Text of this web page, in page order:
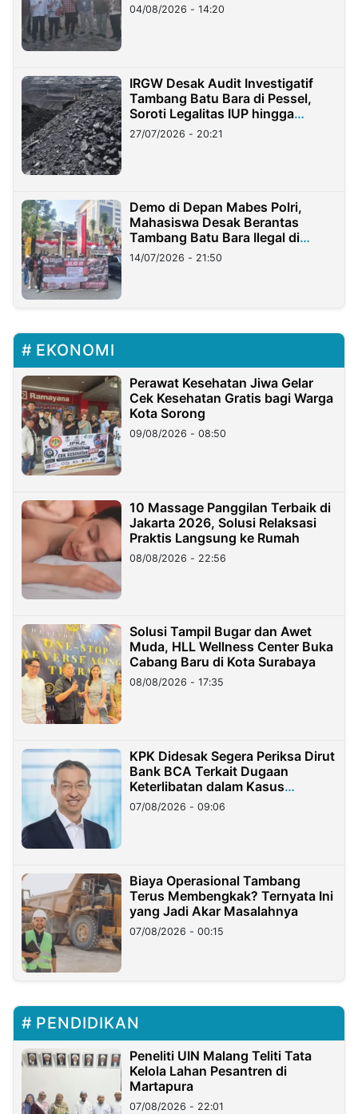
04/08/2026 - 14:20
IRGW Desak Audit Investigatif
Tambang Batu Bara di Pessel,
Soroti Legalitas IUP hingga
Stockpile
27/07/2026 - 20:21
Demo di Depan Mabes Polri,
Mahasiswa Desak Berantas
Tambang Batu Bara Ilegal di
Lampung
14/07/2026 - 21:50
EKONOMI
Perawat Kesehatan Jiwa Gelar
Cek Kesehatan Gratis bagi Warga
Kota Sorong
09/08/2026 - 08:50
10 Massage Panggilan Terbaik di
Jakarta 2026, Solusi Relaksasi
Praktis Langsung ke Rumah
08/08/2026 - 22:56
Solusi Tampil Bugar dan Awet
Muda, HLL Wellness Center Buka
Cabang Baru di Kota Surabaya
08/08/2026 - 17:35
KPK Didesak Segera Periksa Dirut
Bank BCA Terkait Dugaan
Keterlibatan dalam Kasus
Hilangnya Dana Nasabah Rp2,58
Miliar
07/08/2026 - 09:06
Biaya Operasional Tambang
Terus Membengkak? Ternyata Ini
yang Jadi Akar Masalahnya
07/08/2026 - 00:15
PENDIDIKAN
Peneliti UIN Malang Teliti Tata
Kelola Lahan Pesantren di
Martapura
07/08/2026 - 22:01